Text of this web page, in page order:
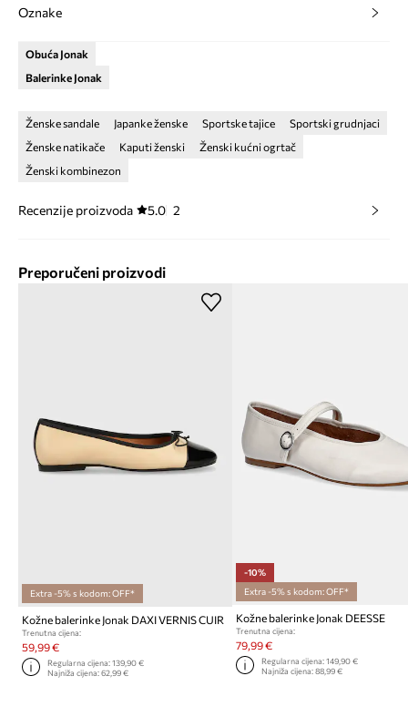
Oznake
Obuća Jonak
Balerinke Jonak
Ženske sandale Japanke ženske Sportske tajice
Sportski grudnjaci
Ženske natikače
Kaputi ženski
Ženski kućni ogrtač
Ženski kombinezon
Recenzije proizvoda 5.0 2
Preporučeni proizvodi
Extra -5% s kodom: OFF*
Kožne balerinke Jonak DAXI VERNIS CUIR
Trenutna cijena:
59,99 €
Regularna cijena:139,90 €
Najniža cijena:62,99 €
-10%
Extra -5% s kodom: OFF*
Kožne balerinke Jonak DEESSE
Trenutna cijena:
79,99 €
Regularna cijena: 149,90 €
Najniža cijena: 88,99 €